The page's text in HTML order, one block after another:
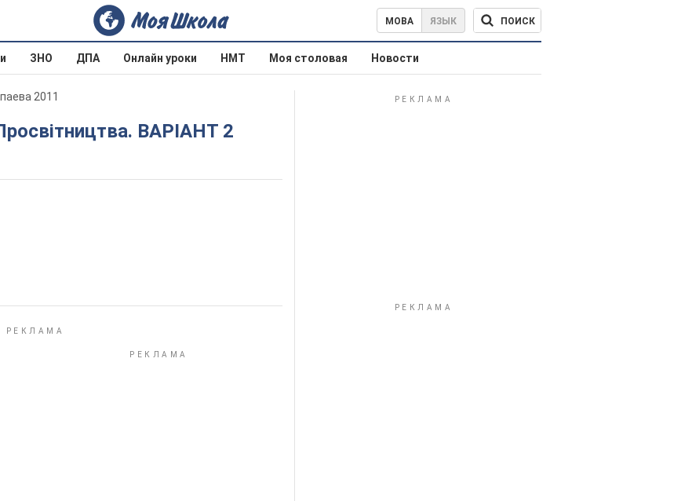
МОВА ЯЗЫК ПОИСК
ЗНО ДПА Онлайн уроки НМТ Моя столовая Новости
2011
ВАРІАНТ 2